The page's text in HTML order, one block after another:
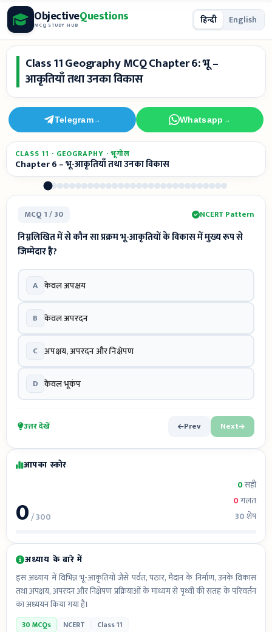
Skip
to
content
ObjectiveQuestions
MCQ STUDY HUB हिन्दी English
Class 11 Geography MCQ Chapter 6: भू –
आकृतियाँ तथा उनका विकास
Telegram→ Whatsapp →
CLASS 11 · GEOGRAPHY · भूगोल
Chapter 6 – भू-आकृतियाँ तथा उनका विकास
MCQ 1 / 30 NCERT Pattern
निम्नलिखित में से कौन सा प्रक्रम भू-आकृतियों के विकास में मुख्य रूप से
जिम्मेदार है?
A केवल अपक्षय
B केवल अपरदन
C अपक्षय, अपरदन और निक्षेपण
D केवल भूकंप
उत्तर देखें Prev Next
आपका स्कोर
0/ 300
0सही
0गलत
30शेष
अध्याय के बारे में
इस अध्याय में विभिन्न भू-आकृतियों जैसे पर्वत, पठार, मैदान के निर्माण, उनके विकास
तथा अपक्षय, अपरदन और निक्षेपण प्रक्रियाओं के माध्यम से पृथ्वी की सतह के परिवर्तन
का अध्ययन किया गया है।
30 MCQs NCERT Class 11